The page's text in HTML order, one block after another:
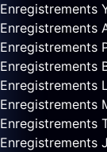
Enregistrements
Enregistrements
Enregistrements
Enregistrements
Enregistrements
Enregistrements
Enregistrements
Enregistrements